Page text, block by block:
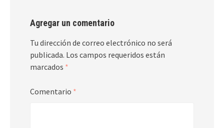
Agregar un comentario
Tu dirección de correo electrónico no será
publicada. Los campos requeridos están
marcados *
Comentario *